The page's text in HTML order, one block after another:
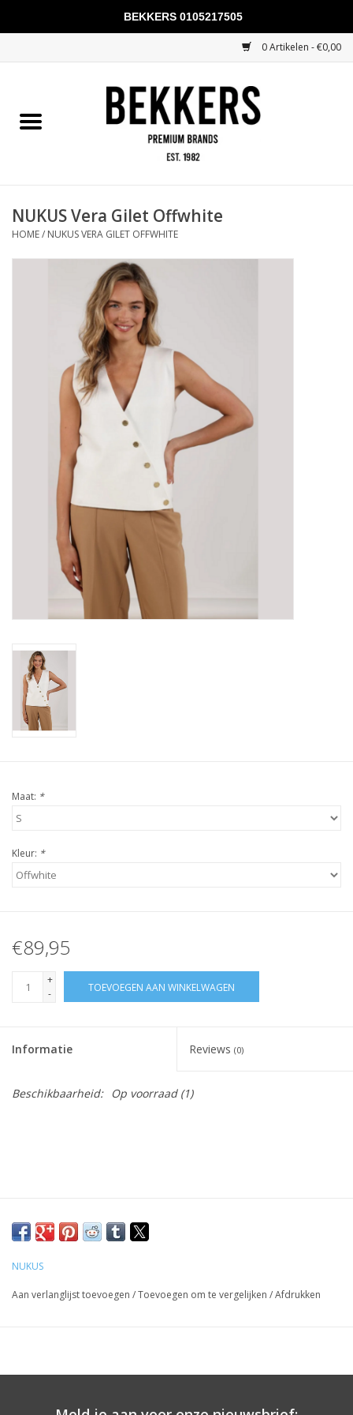
0 Artikelen - €0,00
Mannen
KADOBONNEN
NUKUS Vera Gilet Offwhite
HOME/ NUKUS VERA GILET OFFWHITE
Maat: *
Kleur: *
€89,95
+
-
TOEVOEGEN AAN WINKELWAGEN
Informatie Reviews (0)
Beschikbaarheid: Op voorraad(1)
NUKUS
Aan verlanglijst toevoegen /Toevoegen om te vergelijken /Afdrukken
BEKKERS 0105217505